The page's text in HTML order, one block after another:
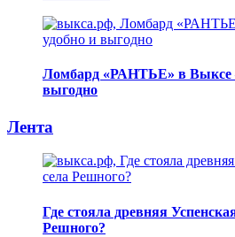
Ломбард «РАНТЬЕ» в Выксе
выгодно
Лента
Где стояла древняя
Решного?